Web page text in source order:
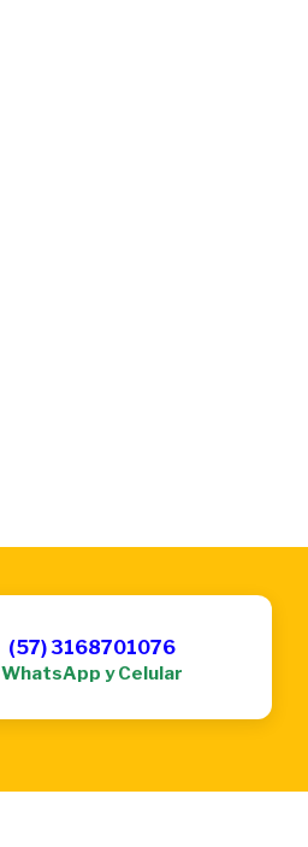
(57) 3168701076
WhatsApp y Celular